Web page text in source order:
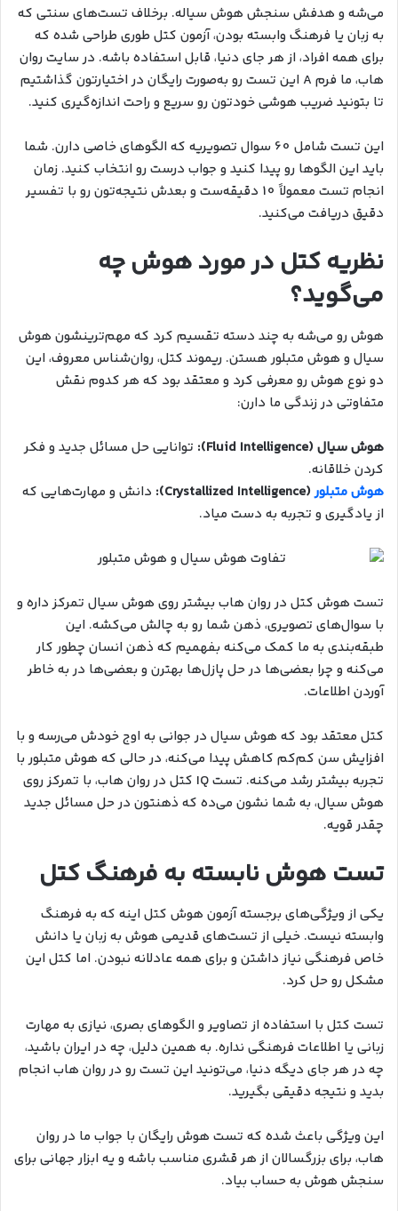
می‌شه و هدفش سنجش هوش سیاله. برخلاف تست‌های سنتی که
به زبان یا فرهنگ وابسته بودن، آزمون کتل طوری طراحی شده که
برای همه افراد، از هر جای دنیا، قابل استفاده باشه. در سایت روان
هاب، ما فرم A این تست رو به‌صورت رایگان در اختیارتون گذاشتیم
تا بتونید ضریب هوشی خودتون رو سریع و راحت اندازه‌گیری کنید.
این تست شامل 60 سوال تصویریه که الگوهای خاصی دارن. شما
باید این الگوها رو پیدا کنید و جواب درست رو انتخاب کنید. زمان
انجام تست معمولاً 10 دقیقه‌ست و بعدش نتیجه‌تون رو با تفسیر
دقیق دریافت می‌کنید.
نظریه کتل در مورد هوش چه
می‌گوید؟
هوش رو می‌شه به چند دسته تقسیم کرد که مهم‌ترینشون هوش
سیال و هوش متبلور هستن. ریموند کتل، روان‌شناس معروف، این
دو نوع هوش رو معرفی کرد و معتقد بود که هر کدوم نقش
متفاوتی در زندگی ما دارن:
هوش سیال (Fluid Intelligence):
توانایی حل مسائل جدید و فکر
کردن خلاقانه.
هوش متبلور(Crystallized Intelligence):
دانش و مهارت‌هایی که
از یادگیری و تجربه به دست میاد.
تست هوش کتل در روان هاب بیشتر روی هوش سیال تمرکز داره و
با سوال‌های تصویری، ذهن شما رو به چالش می‌کشه. این
طبقه‌بندی به ما کمک می‌کنه بفهمیم که ذهن انسان چطور کار
می‌کنه و چرا بعضی‌ها در حل پازل‌ها بهترن و بعضی‌ها در به خاطر
آوردن اطلاعات.
کتل معتقد بود که هوش سیال در جوانی به اوج خودش می‌رسه و با
افزایش سن کم‌کم کاهش پیدا می‌کنه، در حالی که هوش متبلور با
تجربه بیشتر رشد می‌کنه. تست IQ کتل در روان هاب، با تمرکز روی
هوش سیال، به شما نشون می‌ده که ذهنتون در حل مسائل جدید
چقدر قویه.
تست هوش نابسته به فرهنگ کتل
یکی از ویژگی‌های برجسته آزمون هوش کتل اینه که به فرهنگ
وابسته نیست. خیلی از تست‌های قدیمی هوش به زبان یا دانش
خاص فرهنگی نیاز داشتن و برای همه عادلانه نبودن. اما کتل این
مشکل رو حل کرد.
تست کتل با استفاده از تصاویر و الگوهای بصری، نیازی به مهارت
زبانی یا اطلاعات فرهنگی نداره. به همین دلیل، چه در ایران باشید،
چه در هر جای دیگه دنیا، می‌تونید این تست رو در روان هاب انجام
بدید و نتیجه دقیقی بگیرید.
این ویژگی باعث شده که تست هوش رایگان با جواب ما در روان
هاب، برای بزرگسالان از هر قشری مناسب باشه و یه ابزار جهانی برای
سنجش هوش به حساب بیاد.